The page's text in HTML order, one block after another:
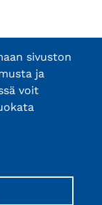
sivuston
ja
voit